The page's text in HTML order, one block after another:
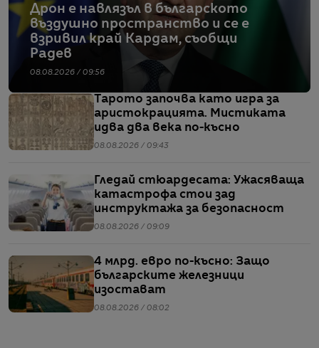
Дрон е навлязъл в българското
въздушно пространство и се е
взривил край Кардам, съобщи
Радев
08.08.2026 / 09:56
Тарото започва като игра за
аристокрацията. Мистиката
идва два века по-късно
08.08.2026 / 09:43
Гледай стюардесата: Ужасяваща
катастрофа стои зад
инструктажа за безопасност
08.08.2026 / 09:09
4 млрд. евро по-късно: Защо
българските железници
изостават
08.08.2026 / 08:02